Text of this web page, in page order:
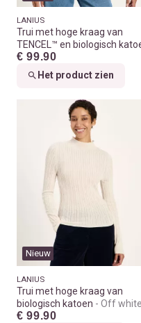
LANIUS
Trui met hoge kraag van
TENCEL™ en biologisch
Print leo dots turtle
€ 99.90
Het product zien
Nieuw
LANIUS
Trui met hoge kraag van
biologisch katoen
Off white
melange
€ 99.90